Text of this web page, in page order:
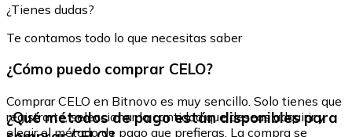
¿Tienes dudas?
Te contamos todo lo que necesitas saber
¿Cómo puedo comprar CELO?
Comprar CELO en Bitnovo es muy sencillo. Solo tienes que
registrarte, seleccionar la cantidad que deseas adquirir y
elegir el método de pago que prefieras. La compra se
¿Qué métodos de pago están disponibles para